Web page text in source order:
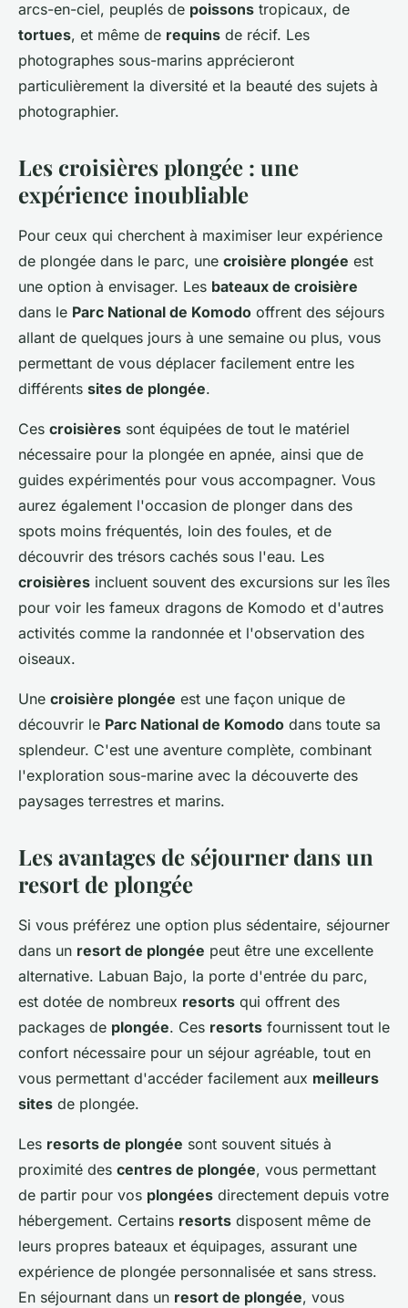
arcs-en-ciel, peuplés de poissons tropicaux, de
tortues, et même de requins de récif. Les
photographes sous-marins apprécieront
particulièrement la diversité et la beauté des sujets à
photographier.
Les croisières plongée : une
expérience inoubliable
Pour ceux qui cherchent à maximiser leur expérience
de plongée dans le parc, une croisière plongée est
une option à envisager. Les bateaux de croisière
dans le Parc National de Komodo offrent des séjours
allant de quelques jours à une semaine ou plus, vous
permettant de vous déplacer facilement entre les
différents sites de plongée.
Ces croisières sont équipées de tout le matériel
nécessaire pour la plongée en apnée, ainsi que de
guides expérimentés pour vous accompagner. Vous
aurez également l'occasion de plonger dans des
spots moins fréquentés, loin des foules, et de
découvrir des trésors cachés sous l'eau. Les
croisières incluent souvent des excursions sur les îles
pour voir les fameux dragons de Komodo et d'autres
activités comme la randonnée et l'observation des
oiseaux.
Une croisière plongée est une façon unique de
découvrir le Parc National de Komodo dans toute sa
splendeur. C'est une aventure complète, combinant
l'exploration sous-marine avec la découverte des
paysages terrestres et marins.
Les avantages de séjourner dans un
resort de plongée
Si vous préférez une option plus sédentaire, séjourner
dans un resort de plongée peut être une excellente
alternative. Labuan Bajo, la porte d'entrée du parc,
est dotée de nombreux resorts qui offrent des
packages de plongée. Ces resorts fournissent tout le
confort nécessaire pour un séjour agréable, tout en
vous permettant d'accéder facilement aux meilleurs
sites de plongée.
Les resorts de plongée sont souvent situés à
proximité des centres de plongée, vous permettant
de partir pour vos plongées directement depuis votre
hébergement. Certains resorts disposent même de
leurs propres bateaux et équipages, assurant une
expérience de plongée personnalisée et sans stress.
En séjournant dans un resort de plongée, vous